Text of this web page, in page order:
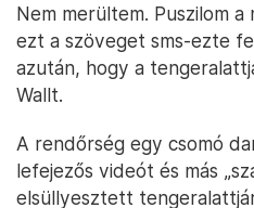
Nem merültem. Puszilom a
ezt a szöveget sms-ezte
azután, hogy a
Wallt.
A rendőrség egy csomó
lefejezős videót és más
elsüllyesztett